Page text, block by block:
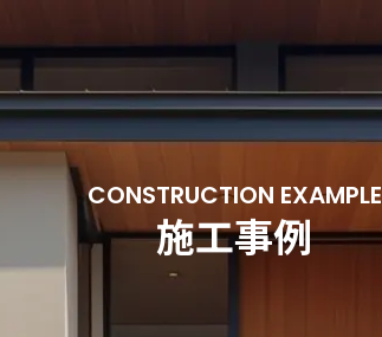
CONSTRUCTION EXAMPLE
施工事例